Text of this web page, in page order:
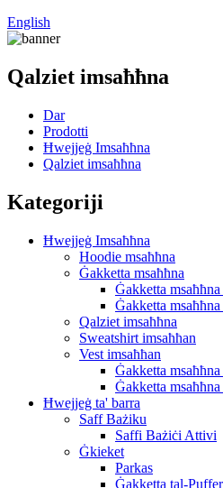
English
Qalziet imsaħħna
Dar
Prodotti
Ħwejjeġ Imsaħħna
Qalziet imsaħħna
Kategoriji
Ħwejjeġ Imsaħħna
Hoodie msaħħna
Ġakketta msaħħna
Ġakketta
Ġakketta msaħħna
Qalziet imsaħħna
Sweatshirt imsaħħan
Vest imsaħħan
Ġakketta
Ġakketta msaħħna
Ħwejjeġ ta' barra
Saff Bażiku
Saffi Bażiċi Attivi
Ġkieket
Parkas
Ġakketta tal-Puffer